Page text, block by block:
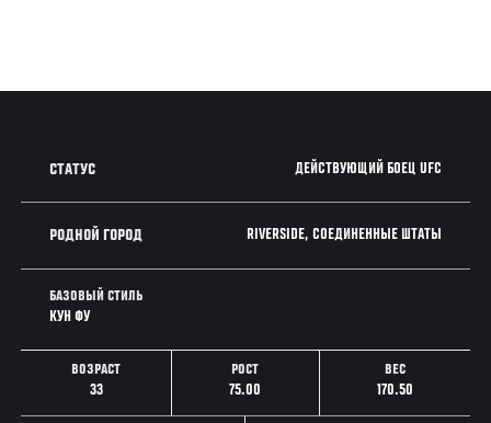
СТАТУС ДЕЙСТВУЮЩИЙ БОЕЦ UFC
РОДНОЙ ГОРОД RIVERSIDE, СОЕДИНЕННЫЕ ШТАТЫ
БАЗОВЫЙ СТИЛЬ
КУН ФУ
ВОЗРАСТ
33
РОСТ
75.00
ВЕС
170.50